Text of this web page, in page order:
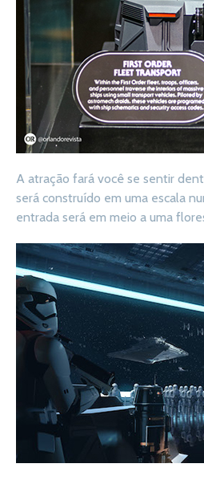
A atração fará você se sentir
será construído em uma escala
entrada será em meio a uma